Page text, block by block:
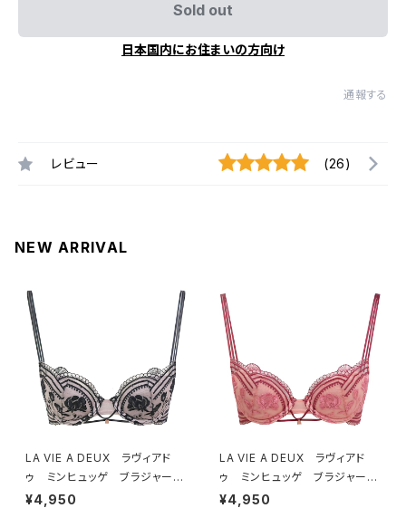
Sold out
日本国内にお住まいの方向け
通報する
レビュー (26)
NEW ARRIVAL
LA VIE A DEUX ラヴィアド
ゥ ミンヒュッゲ ブラジャー
（ブラック）BRA BLACK 2249
¥4,950
LA VIE A DEUX ラヴィアド
ゥ ミンヒュッゲ ブラジャー
（ヒュッゲオレンジ）BRA HYGG
¥4,950